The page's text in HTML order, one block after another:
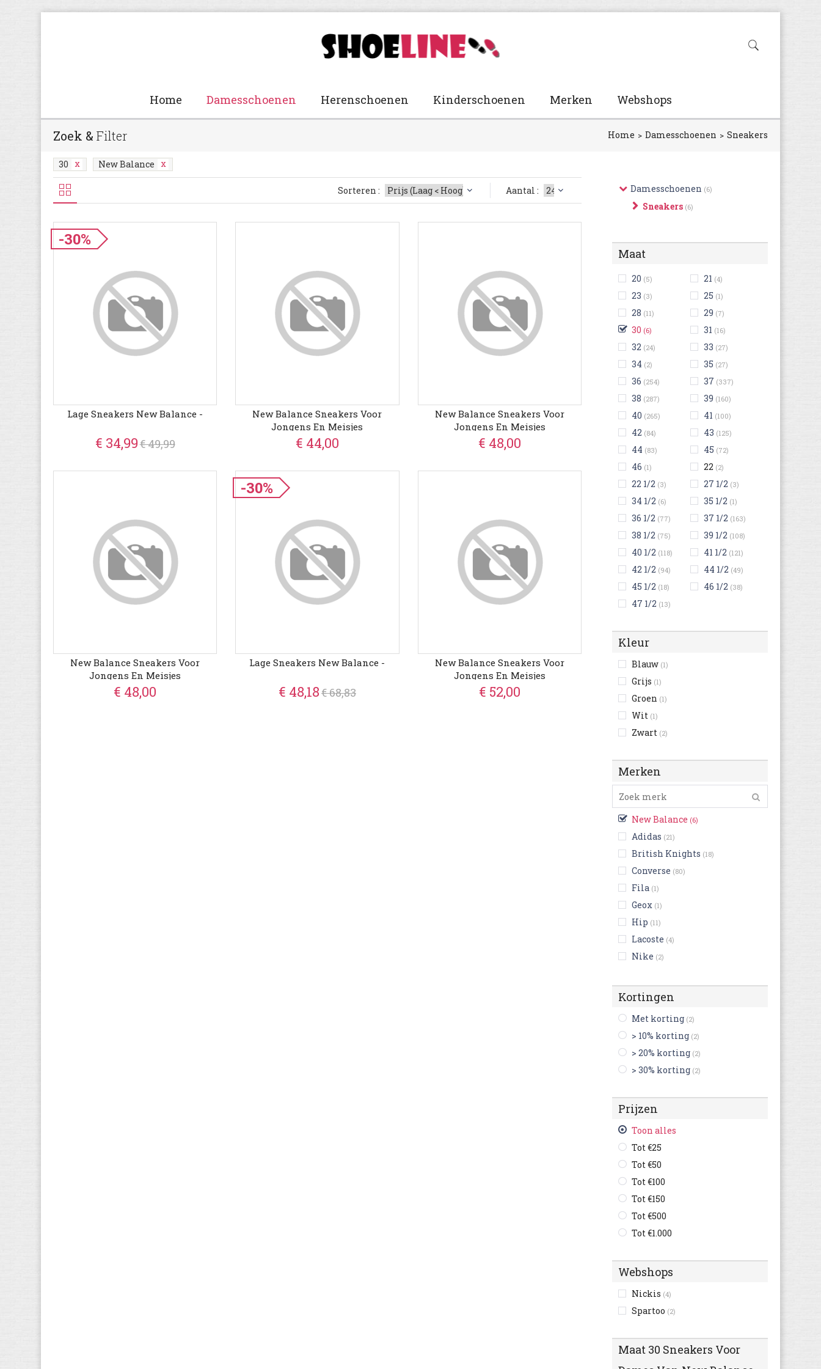
Home Damesschoenen Herenschoenen Kinderschoenen Merken Webshops
Zoek & Filter Home Damesschoenen Sneakers
30 New Balance
Damesschoenen (6)
Sneakers (6)
Maat
20 (5) 21 (4)
23 (3) 25 (1)
28 (11) 29 (7)
30 (6) 31 (16)
32 (24) 33 (27)
34 (2) 35 (27)
36 (254) 37 (337)
38 (287) 39 (160)
40 (265) 41 (100)
42 (84) 43 (125)
44 (83) 45 (72)
46 (1) 22 (2)
22 1/2 (3) 27 1/2 (3)
34 1/2 (6) 35 1/2 (1)
36 1/2 (77) 37 1/2 (163)
38 1/2 (75) 39 1/2 (108)
40 1/2 (118) 41 1/2 (121)
42 1/2 (94) 44 1/2 (49)
45 1/2 (18) 46 1/2 (38)
47 1/2 (13)
Kleur
Blauw (1)
Grijs (1)
Groen (1)
Wit (1)
Zwart (2)
Merken
New Balance (6)
Adidas (21)
British Knights (18)
Converse (80)
Fila (1)
Geox (1)
Hip (11)
Lacoste (4)
Nike (2)
Reebok
Skechers (15)
Vans
victoria
Adidas Performance
Bullboxer
Burberry(1)
Champion
Clic!(1)
Diadora
Disney(4)
Garvalin
Kawasaki
Pablosky
Pinocchio
Ralph Lauren
Replay (3)
Kortingen
Met korting (2)
> 10% korting (2)
> 20% korting (2)
> 30% korting (2)
Prijzen
Toon alles
Tot €25
Tot €50
Tot €100
Tot €150
Tot €500
Tot €1.000
Webshops
Nickis (4)
Spartoo (2)
Maat 30 Sneakers Voor
Sorteren : Aantal :
-30%
Lage Sneakers New Balance -
€ 34,99€ 49,99
New Balance Sneakers Voor
Jongens En Meisjes
€ 44,00
New Balance Sneakers Voor
Jongens En Meisjes
€ 48,00
New Balance Sneakers Voor
Jongens En Meisjes
€ 48,00
-30%
Lage Sneakers New Balance -
€ 48,18€ 68,83
New Balance Sneakers Voor
Jongens En Meisjes
€ 52,00